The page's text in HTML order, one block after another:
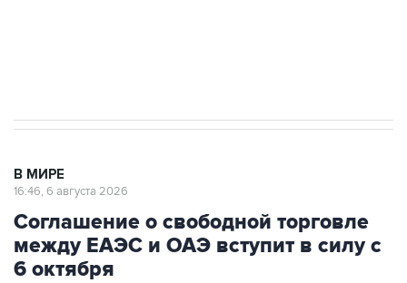
В МИРЕ
16:46, 6 августа 2026
Соглашение о свободной торговле
между ЕАЭС и ОАЭ вступит в силу с
6 октября